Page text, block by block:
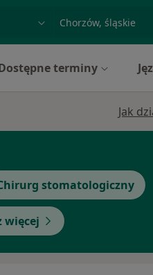
miasto lub
terminy
Jak
stomatologiczny
więcej